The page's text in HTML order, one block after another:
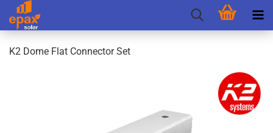
K2 Dome Flat Con­nec­tor Set